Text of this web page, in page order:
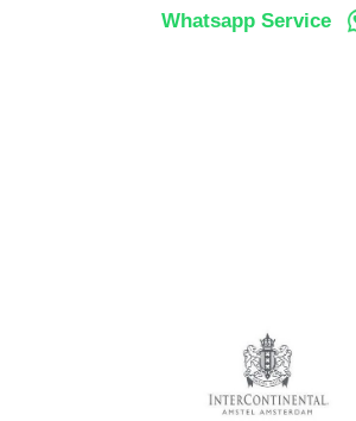
Whatsapp Service